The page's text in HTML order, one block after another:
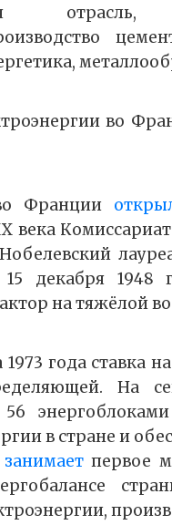
отрасль,
во
Франции
века
Нобелевский
декабря 1948
на тяжёлой
года ставка
На
в стране и
занимаетпервое